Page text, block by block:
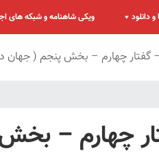
دانلود ویکی شاهنامه و شبکه های
چهارم – بخش پنجم ( جهان
چهارم –